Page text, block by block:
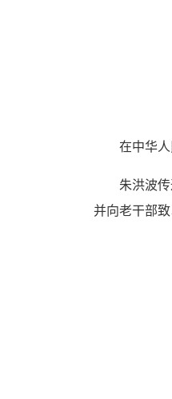
在中华
朱洪波
并向老干部